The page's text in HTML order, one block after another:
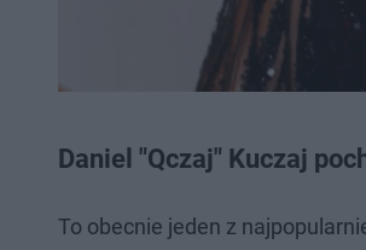
Daniel "Qczaj" Kuczaj
To obecnie jeden z